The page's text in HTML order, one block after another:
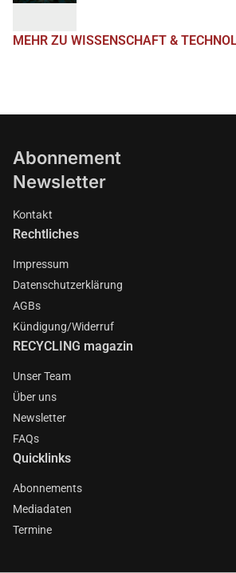
MEHR ZU WISSENSCHAFT &
Abonnement
Newsletter
Kontakt
Rechtliches
Impressum
Datenschutzerklärung
AGBs
Kündigung/Widerruf
RECYCLING magazin
Unser Team
Über uns
Newsletter
FAQs
Quicklinks
Abonnements
Mediadaten
Termine